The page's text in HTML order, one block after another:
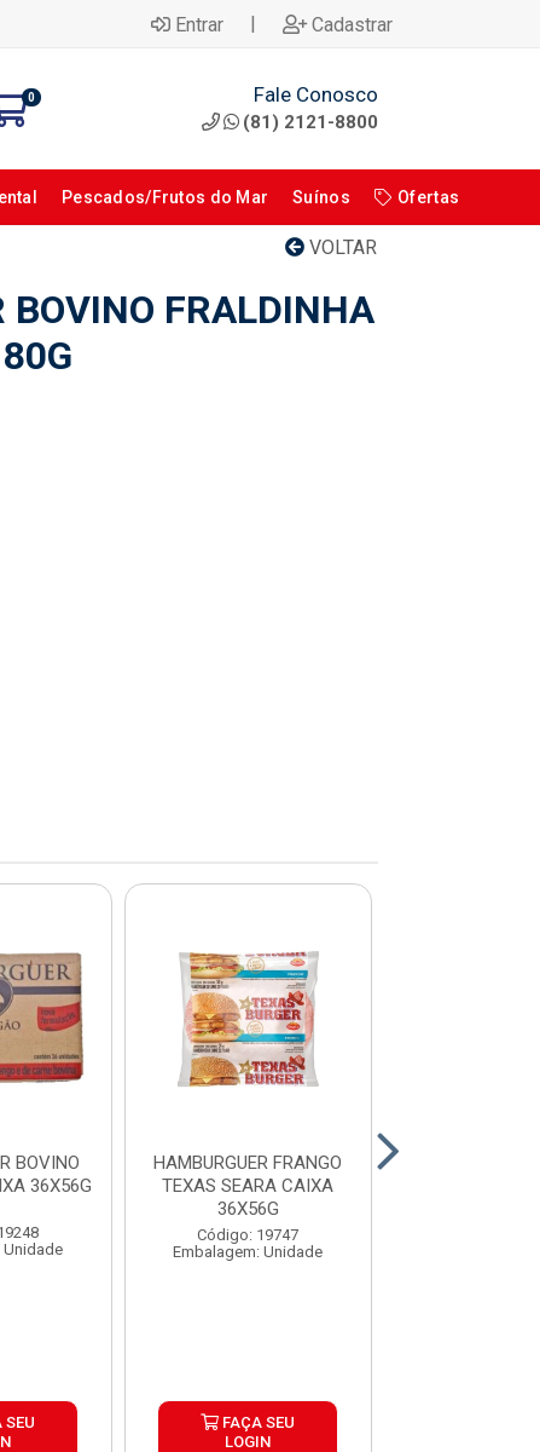
Entrar | Cadastrar
0 Fale Conosco
(81) 2121-8800
Pescados/Frutos do Mar Suínos Ofertas
VOLTAR
BOVINO FRALDINHA
BOVINO
36X56G
Unidade
SEU
HAMBURGUER FRANGO
TEXAS SEARA CAIXA
36X56G
Código: 19747
Embalagem: Unidade
FAÇA SEU
LOGIN